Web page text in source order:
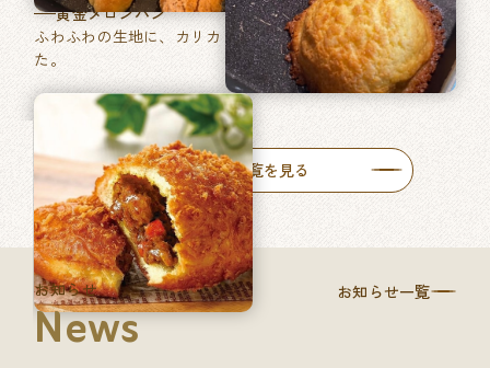
黄金メロンパン
ふわふわの生地に、カリカリ食感のメロン皮を包みあげまし
た。
人気商品一覧を見る
お知らせ
News
お知らせ一覧